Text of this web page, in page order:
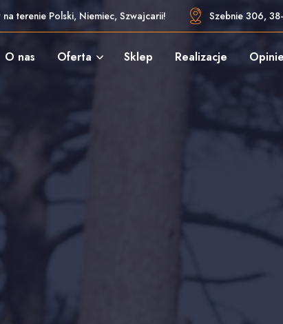
na terenie Polski, Niemiec, Szwajcarii! Szebnie 306,
O nas Oferta Sklep Realizacje Opinie